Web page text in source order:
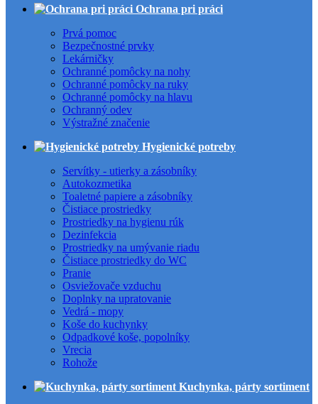
Ochrana pri práci
Prvá pomoc
Bezpečnostné prvky
Lekárničky
Ochranné pomôcky na nohy
Ochranné pomôcky na ruky
Ochranné pomôcky na hlavu
Ochranný odev
Výstražné značenie
Hygienické potreby
Servítky - utierky a zásobníky
Autokozmetika
Toaletné papiere a zásobníky
Čistiace prostriedky
Prostriedky na hygienu rúk
Dezinfekcia
Prostriedky na umývanie riadu
Čistiace prostriedky do WC
Pranie
Osviežovače vzduchu
Doplnky na upratovanie
Vedrá - mopy
Koše do kuchynky
Odpadkové koše, popolníky
Vrecia
Rohože
Kuchynka, párty sortiment